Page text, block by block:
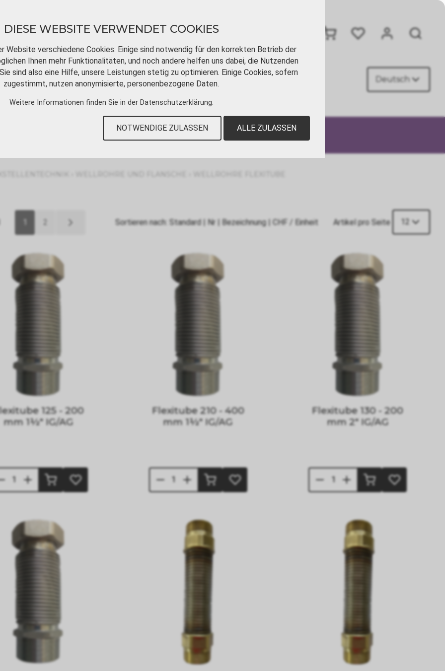
DOWNLOADS VIDEOTUTORIALS KONTAKT Deutsch
Artikel pro Seite 12
Sortieren nach: Standard | Nr | Bezeichnung| CHF / Einheit
125 - 200
mm 1½" IG/AG
Flexitube 210 - 400
mm 1½" IG/AG
Flexitube 130 - 200
mm 2" IG/AG
DIESE WEBSITE VERWENDET COOKIES
Website verschiedene Cookies: Einige sind notwendig für den korrekten Betrieb der
Ihnen mehr Funktionalitäten, und noch andere helfen uns dabei, die Nutzenden
sind also eine Hilfe, unsere Leistungen stetig zu optimieren. Einige Cookies, sofern
zugestimmt, nutzen anonymisierte, personenbezogene Daten.
Weitere Informationen finden Sie in der Datenschutzerklärung.
NOTWENDIGE ZULASSEN ALLE ZULASSEN